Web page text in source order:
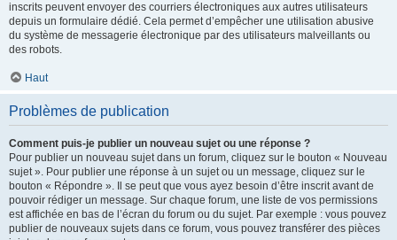
inscrits peuvent envoyer des courriers électroniques aux autres utilisateurs
depuis un formulaire dédié. Cela permet d’empêcher une utilisation abusive
du système de messagerie électronique par des utilisateurs malveillants ou
des robots.
Haut
Problèmes de publication
Comment puis-je publier un nouveau sujet ou une réponse ?
Pour publier un nouveau sujet dans un forum, cliquez sur le bouton « Nouveau
sujet ». Pour publier une réponse à un sujet ou un message, cliquez sur le
bouton « Répondre ». Il se peut que vous ayez besoin d’être inscrit avant de
pouvoir rédiger un message. Sur chaque forum, une liste de vos permissions
est affichée en bas de l’écran du forum ou du sujet. Par exemple : vous pouvez
publier de nouveaux sujets dans ce forum, vous pouvez transférer des pièces